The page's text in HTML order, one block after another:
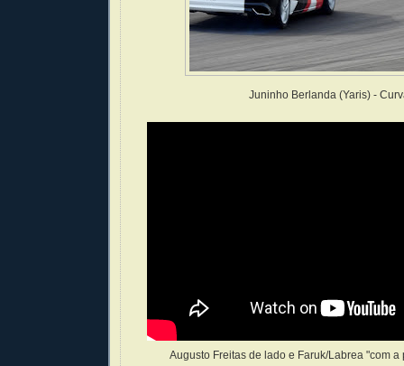
Juninho Berlanda (Yaris) -
Augusto Freitas de lado e Faruk/Labrea "com a